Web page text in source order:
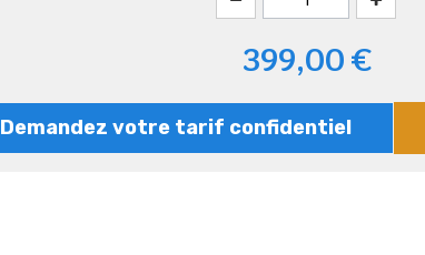
399,00 €
Demandez votre tarif confidentiel